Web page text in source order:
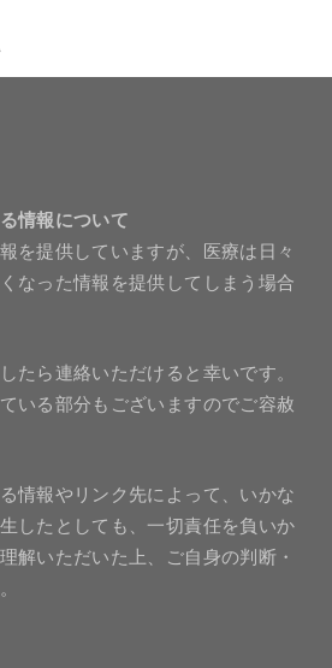
情報について
を提供していますが、医療は日々
なった情報を提供してしまう場合
たら連絡いただけると幸いです。
いる部分もございますのでご容赦
情報やリンク先によって、いかな
したとしても、一切責任を負いか
解いただいた上、ご自身の判断・